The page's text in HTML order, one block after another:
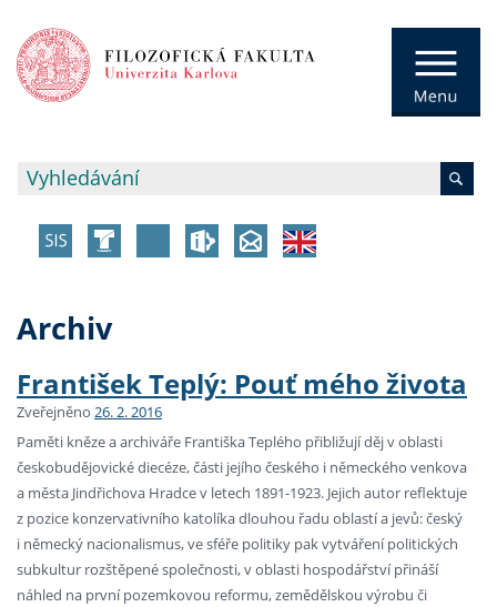
Archiv
František Teplý: Pouť mého života
Zveřejněno 26. 2. 2016
Paměti kněze a archiváře Františka Teplého přibližují děj v oblasti
českobudějovické diecéze, části jejího českého i německého venkova
a města Jindřichova Hradce v letech 1891-1923. Jejich autor reflektuje
z pozice konzervativního katolíka dlouhou řadu oblastí a jevů: český
i německý nacionalismus, ve sféře politiky pak vytváření politických
subkultur rozštěpené společnosti, v oblasti hospodářství přináší
náhled na první pozemkovou reformu, zemědělskou výrobu či